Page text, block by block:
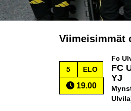
Viimeisimmät
5 ELO
19.00
Fc
FC
YJ